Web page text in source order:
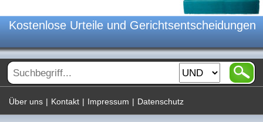
Kostenlose Urteile und Gerichtsentscheidungen
Über uns | Kontakt | Impressum | Datenschutz